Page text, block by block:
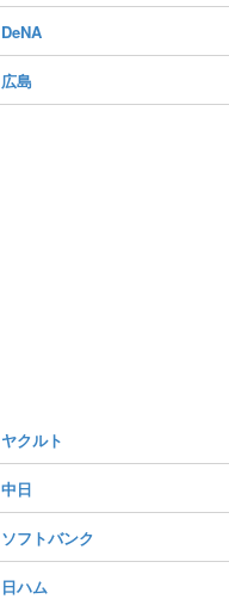
DeNA
広島
ヤクルト
中日
ソフトバンク
日ハム